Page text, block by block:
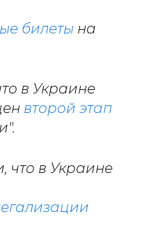
билеты на
в Украине
второй этап
что в Украине